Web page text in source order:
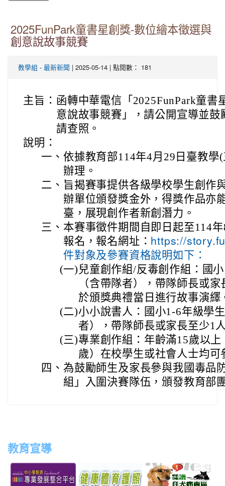
2025FunPark童書星創獎-數位繪本徵選與
創意說故事競賽
教學組 - 最新新聞 | 2025-05-14 | 點閱數： 181
主旨： 函轉中華電信「2025FunPark童書
意說故事競賽」，請公開宣導並
請查照。
說明：
一、 依據教育部114年4月29日臺教學
辦理。
二、 旨揭賽事提供各級學校學生創作
辦單位頒發獎金外，得獎作品亦
臺，展現創作者新創潛力。
三、 本賽事徵件期間自即日起至114
報名，報名網址： https://
件對象及參賽資格說明如下：
(一) 兒童創作組/反毒創作組：國
（含帶隊者），帶隊師長或
於頒獎典禮當日進行故事演繹
(二)小小說書人：國小1-6年級學
者），帶隊師長或家長至少1
(三)專業創作組：年齡滿15歲以
歲）在校學生或社會人士均可
四、 為鼓勵師生及家長參與我國毒品
組」入圍決賽隊伍，頒發教育部
教育宣導
to
link
to
link
to
link